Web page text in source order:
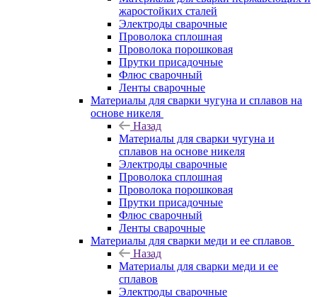
жаростойких сталей
Электроды сварочные
Проволока сплошная
Проволока порошковая
Прутки присадочные
Флюс сварочный
Ленты сварочные
Материалы для сварки чугуна и сплавов на
основе никеля
Назад
Материалы для сварки чугуна и
сплавов на основе никеля
Электроды сварочные
Проволока сплошная
Проволока порошковая
Прутки присадочные
Флюс сварочный
Ленты сварочные
Материалы для сварки меди и ее сплавов
Назад
Материалы для сварки меди и ее
сплавов
Электроды сварочные